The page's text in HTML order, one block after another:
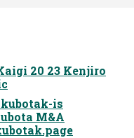
20 23 Kenjiro
is
M&A